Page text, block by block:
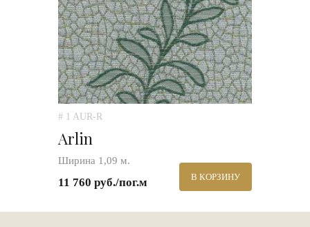
# 1 AUR-R
Arlin
Ширина 1,09 м.
11 760 руб./пог.м В КОРЗИНУ